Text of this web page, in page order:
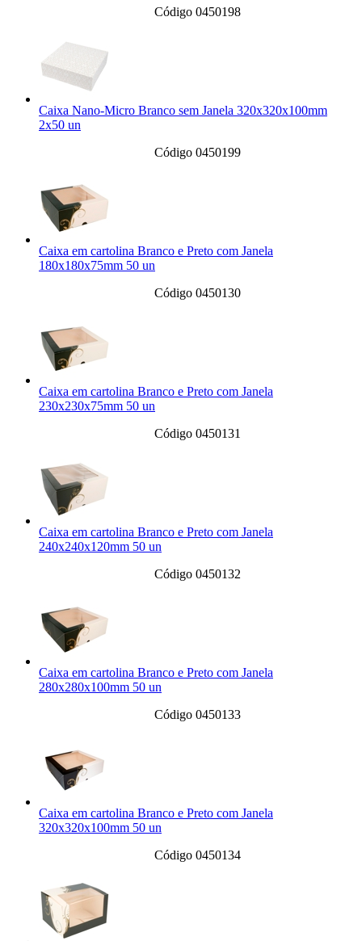
Código 0450198
Caixa Nano-Micro Branco sem Janela 320x320x100mm
2x50 un
Código 0450199
Caixa em cartolina Branco e Preto com Janela
180x180x75mm 50 un
Código 0450130
Caixa em cartolina Branco e Preto com Janela
230x230x75mm 50 un
Código 0450131
Caixa em cartolina Branco e Preto com Janela
240x240x120mm 50 un
Código 0450132
Caixa em cartolina Branco e Preto com Janela
280x280x100mm 50 un
Código 0450133
Caixa em cartolina Branco e Preto com Janela
320x320x100mm 50 un
Código 0450134